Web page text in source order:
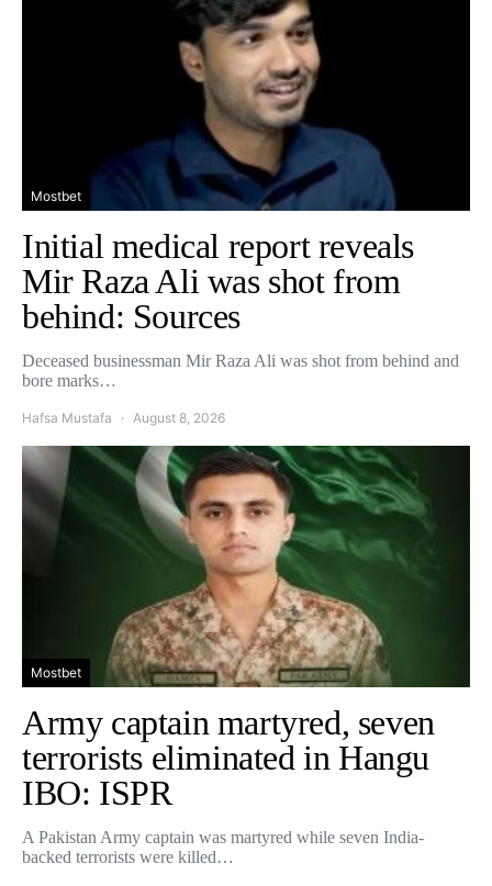
Mostbet
Initial medical report reveals
Mir Raza Ali was shot from
behind: Sources
Deceased businessman Mir Raza Ali was shot from behind and
bore marks…
Hafsa Mustafa August 8, 2026
Mostbet
Army captain martyred, seven
terrorists eliminated in Hangu
IBO: ISPR
A Pakistan Army captain was martyred while seven India-
backed terrorists were killed…